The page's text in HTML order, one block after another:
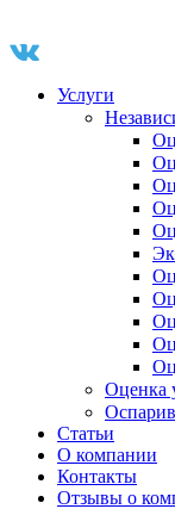
Услуги
Оценка
Статьи
О компании
Контакты
Отзывы о